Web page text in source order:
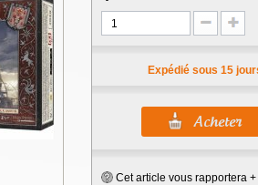
Expédié sous 15
Cet article vous rapportera +